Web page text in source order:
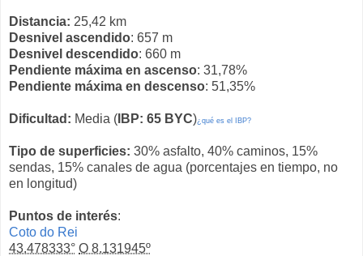
Distancia: 25,42 km
Desnivel ascendido: 657 m
Desnivel descendido: 660 m
Pendiente máxima en ascenso: 31,78%
Pendiente máxima en descenso: 51,35%
Dificultad: Media ( IBP: 65 BYC)¿qué es el IBP?
Tipo de superficies: 30% asfalto, 40% caminos, 15%
sendas, 15% canales de agua (porcentajes en tiempo, no
en longitud)
Puntos de interés:
Coto do Rei
43.478333° O 8.131945º